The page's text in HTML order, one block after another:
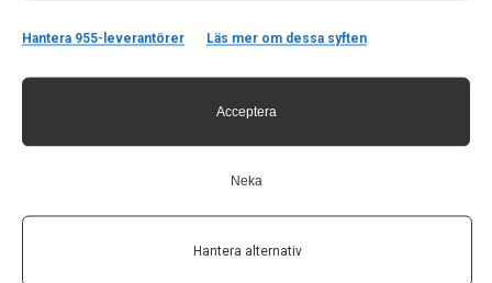
Hantera 955-leverantörer Läs mer om dessa syften
Acceptera
Neka
Hantera alternativ
Ny studie: Förlorad hjärnfunktion återställdes efter
stroke
I strokemodeller på möss, har forskare lyckats